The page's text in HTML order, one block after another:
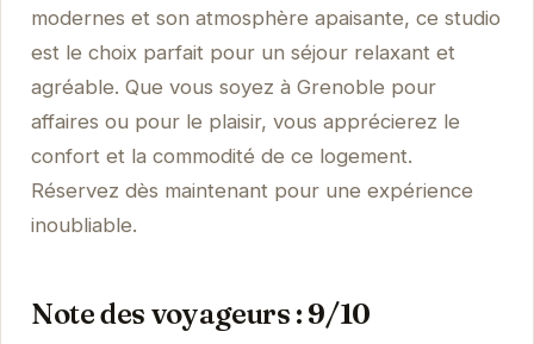
modernes et son atmosphère apaisante, ce studio
est le choix parfait pour un séjour relaxant et
agréable. Que vous soyez à Grenoble pour
affaires ou pour le plaisir, vous apprécierez le
confort et la commodité de ce logement.
Réservez dès maintenant pour une expérience
inoubliable.
Note des voyageurs : 9/10